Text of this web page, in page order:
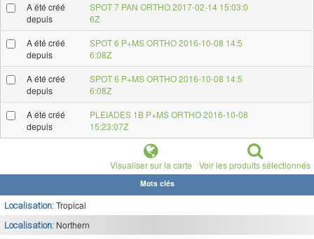
A été créé
depuis
SPOT 7 PAN ORTHO 2017-02-14 15:03:0
6Z
A été créé
depuis
SPOT 6 P+MS ORTHO 2016-10-08 14:5
6:08Z
A été créé
depuis
SPOT 6 P+MS ORTHO 2016-10-08 14:5
6:08Z
A été créé
depuis
PLEIADES 1B P+MS ORTHO 2016-10-08
15:23:07Z
Visualiser sur la carte Voir les produits sélectionnés
Mots clés
Localisation: Tropical
Localisation: Northern